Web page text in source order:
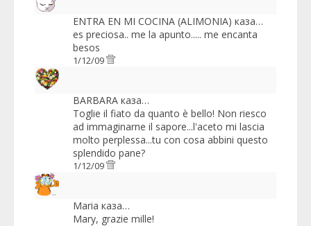
ENTRA EN MI COCINA (ALIMONIA) каза…
es preciosa.. me la apunto..... me encanta
besos
1/12/09
BARBARA каза…
Toglie il fiato da quanto è bello! Non riesco
ad immaginarne il sapore...l'aceto mi lascia
molto perplessa...tu con cosa abbini questo
splendido pane?
1/12/09
Maria каза…
Mary, grazie mille!